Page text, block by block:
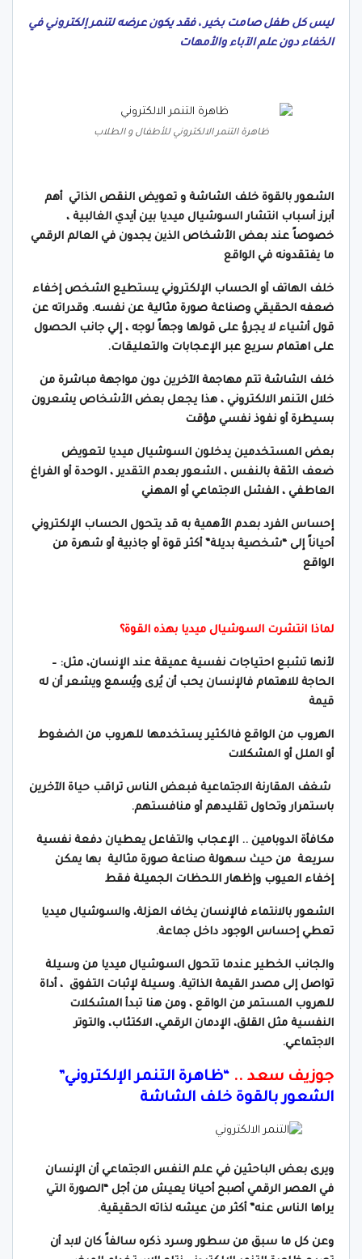
ليس كل طفل صامت بخير ، فقد يكون عرضه لتنمر إلكتروني في
الخفاء دون علم الآباء والأمهات
ظاهرة التنمر الالكتروني للأطفال و الطلاب
الشعور بالقوة خلف الشاشة و تعويض النقص الذاتي أهم
أبرز أسباب انتشار السوشيال ميديا بين أيدي الغالبية ،
خصوصاً عند بعض الأشخاص الذين يجدون في العالم الرقمي
ما يفتقدونه في الواقع
خلف الهاتف أو الحساب الإلكتروني يستطيع الشخص إخفاء
ضعفه الحقيقي وصناعة صورة مثالية عن نفسه. وقدراته عن
قول أشياء لا يجرؤ على قولها وجهاً لوجه ، إلي جانب الحصول
على اهتمام سريع عبر الإعجابات والتعليقات.
خلف الشاشة تتم مهاجمة الآخرين دون مواجهة مباشرة من
خلال التنمر الالكتروني ، هذا يجعل بعض الأشخاص يشعرون
بسيطرة أو نفوذ نفسي مؤقت
بعض المستخدمين يدخلون السوشيال ميديا لتعويض
ضعف الثقة بالنفس ، الشعور بعدم التقدير ، الوحدة أو الفراغ
العاطفي ، الفشل الاجتماعي أو المهني
إحساس الفرد بعدم الأهمية به قد يتحول الحساب الإلكتروني
أحياناً إلى “شخصية بديلة” أكثر قوة أو جاذبية أو شهرة من
الواقع
لماذا انتشرت السوشيال ميديا بهذه القوة؟
لأنها تشبع احتياجات نفسية عميقة عند الإنسان، مثل: –
الحاجة للاهتمام فالإنسان يحب أن يُرى ويُسمع ويشعر أن له
قيمة
الهروب من الواقع فالكثير يستخدمها للهروب من الضغوط
أو الملل أو المشكلات
شغف المقارنة الاجتماعية فبعض الناس تراقب حياة الآخرين
باستمرار وتحاول تقليدهم أو منافستهم.
مكافأة الدوبامين .. الإعجاب والتفاعل يعطيان دفعة نفسية
سريعة من حيث سهولة صناعة صورة مثالية بها يمكن
إخفاء العيوب وإظهار اللحظات الجميلة فقط
الشعور بالانتماء فالإنسان يخاف العزلة، والسوشيال ميديا
تعطي إحساس الوجود داخل جماعة.
والجانب الخطير عندما تتحول السوشيال ميديا من وسيلة
تواصل إلى مصدر القيمة الذاتية. وسيلة لإثبات التفوق ، أداة
للهروب المستمر من الواقع ، ومن هنا تبدأ المشكلات
النفسية مثل القلق، الإدمان الرقمي، الاكتئاب، والتوتر
الاجتماعي.
جوزيف سعد .. “ظاهرة التنمر الإلكتروني”
الشعور بالقوة خلف الشاشة
ويرى بعض الباحثين في علم النفس الاجتماعي أن الإنسان
في العصر الرقمي أصبح أحيانا يعيش من أجل “الصورة التي
يراها الناس عنه” أكثر من عيشه لذاته الحقيقية.
وعن كل ما سبق من سطور وسرد ذكره سالفاً كان لابد أن